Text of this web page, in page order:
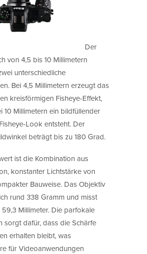
Der
von 4,5 bis 10 Millimetern
unterschiedliche
Bei 4,5 Millimetern erzeugt das
kreisförmigen Fisheye-Effekt,
10 Millimetern ein bildfüllender
Look entsteht. Der
beträgt bis zu 180 Grad.
ist die Kombination aus
konstanter Lichtstärke von
Bauweise. Das Objektiv
rund 338 Gramm und misst
Millimeter. Die parfokale
sorgt dafür, dass die Schärfe
erhalten bleibt, was
für Videoanwendungen